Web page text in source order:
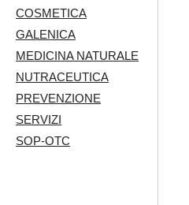
COSMETICA
GALENICA
MEDICINA NATURALE
NUTRACEUTICA
PREVENZIONE
SERVIZI
SOP-OTC